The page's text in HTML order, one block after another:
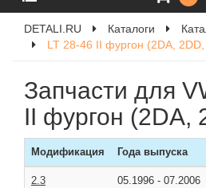
DETALI.RU Каталоги
LT 28-46 II фургон (2DA,
Запчасти для
II фургон (2DA,
Модификация Года выпуска
2.3 05.1996 - 07.2006